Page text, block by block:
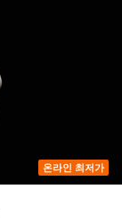
온라인 최저가